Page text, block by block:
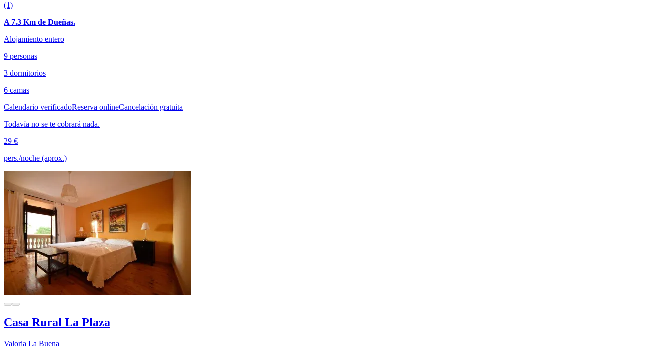
(1)
A 7.3 Km de Dueñas.
Alojamiento entero
9 personas
3 dormitorios
6 camas
Calendario verificadoReserva onlineCancelación gratuita
Todavía no se te cobrará nada.
29 €
pers./noche (aprox.)
Casa Rural La Plaza
Valoria La Buena